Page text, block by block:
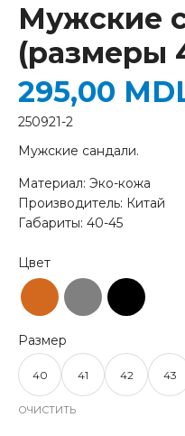
Мужские
(размеры
Мужские сандали.
Материал: Эко-кожа
Производитель: Китай
Габариты: 40-45
295,00
40 41 42 43
ОЧИСТИТЬ
250921-2